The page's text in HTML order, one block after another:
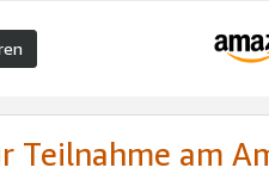
Teilnahme am